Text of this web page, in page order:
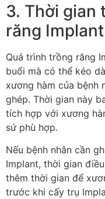
3. Thời gian
răng Implant
Quá trình trồng răng
buổi mà có thể kéo
xương hàm của bệnh
ghép. Thời gian này
tích hợp với xương
sứ phù hợp.
Nếu bệnh nhân cần
Implant, thời gian
thêm thời gian để
trước khi cấy trụ